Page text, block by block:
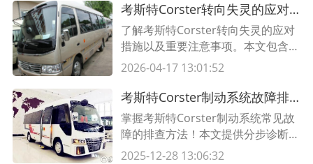
考斯特Corster转向失灵的应对措施及注意事项
了解考斯特Corster转向失灵的应对
措施以及重要注意事项。本文包含详
细的表格和正文内容，供解决转向失
2026-04-17 13:01:52
考斯特Corster制动系统故障排查全指南｜5分钟快速诊断技巧
掌握考斯特Corster制动系统常见故
障的排查方法！本文提供分步诊断技
巧、关键部件检查表及解决方案，助
2025-12-28 13:06:32